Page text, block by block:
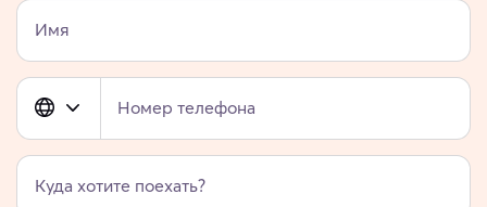
Имя
Номер телефона
Куда хотите поехать?